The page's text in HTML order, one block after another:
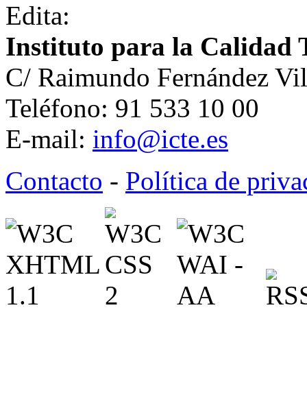
Edita:
Instituto para la Calidad
C/ Raimundo Fernández
Teléfono: 91 533 10 00
E-mail: info@icte.es
Contacto - Política de